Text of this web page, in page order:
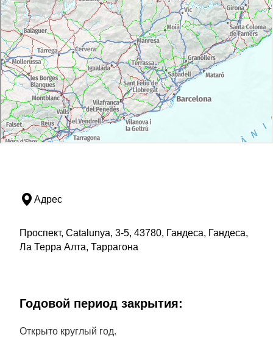
Адрес
Проспект, Catalunya, 3-5, 43780, Гандеса, Гандеса,
Ла Терра Алта, Таррагона
Годовой период закрытия:
Открыто круглый год.